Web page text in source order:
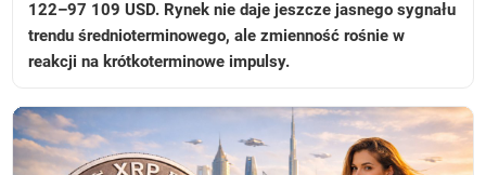
122–97 109 USD. Rynek nie daje jeszcze jasnego sygnału
trendu średnioterminowego, ale zmienność rośnie w
reakcji na krótkoterminowe impulsy.